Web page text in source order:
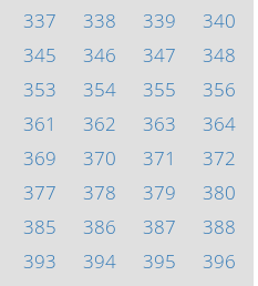
337 338 339
340
345 346 347
348
353 354 355
356
361 362 363
364
369 370 371
372
377 378 379
380
385 386 387
388
393 394 395
396